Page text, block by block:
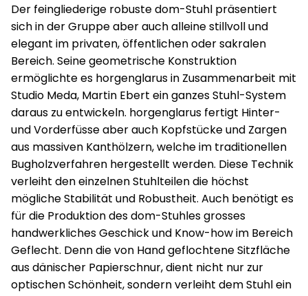
Der feingliederige robuste dom-Stuhl präsentiert
sich in der Gruppe aber auch alleine stillvoll und
elegant im privaten, öffentlichen oder sakralen
Bereich. Seine geometrische Konstruktion
ermöglichte es horgenglarus in Zusammenarbeit mit
Studio Meda, Martin Ebert ein ganzes Stuhl-System
daraus zu entwickeln. horgenglarus fertigt Hinter-
und Vorderfüsse aber auch Kopfstücke und Zargen
aus massiven Kanthölzern, welche im traditionellen
Bugholzverfahren hergestellt werden. Diese Technik
verleiht den einzelnen Stuhlteilen die höchst
mögliche Stabilität und Robustheit. Auch benötigt es
für die Produktion des dom-Stuhles grosses
handwerkliches Geschick und Know-how im Bereich
Geflecht. Denn die von Hand geflochtene Sitzfläche
aus dänischer Papierschnur, dient nicht nur zur
optischen Schönheit, sondern verleiht dem Stuhl ein